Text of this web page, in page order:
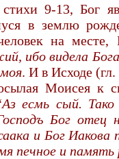
9-13, Бог
в землю
на месте,
ибо видела
. И в Исходе
Моисея к
Аз есмь сый.
Бог отец
и Бог Иакова
печное и память